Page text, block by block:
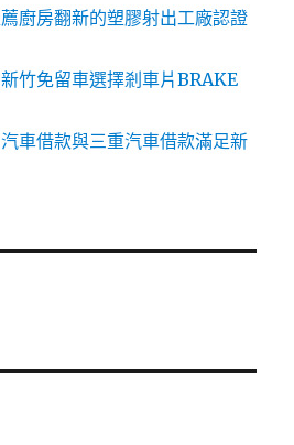
廚房翻新的塑膠射出工廠認證
竹免留車選擇剎車片BRAKE
車借款與三重汽車借款滿足新